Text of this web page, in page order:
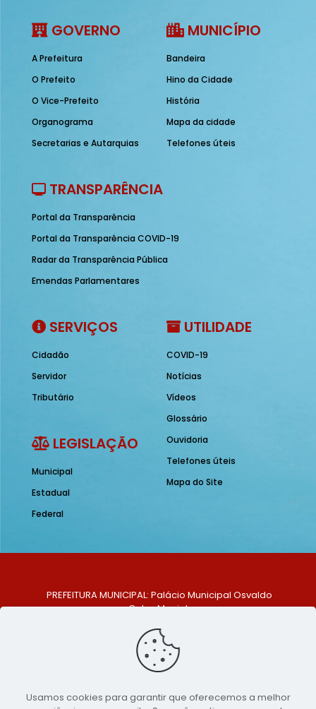
GOVERNO
A Prefeitura
O Prefeito
O Vice-Prefeito
Organograma
Secretarias e Autarquias
MUNICÍPIO
Bandeira
Hino da Cidade
História
Mapa da cidade
Telefones úteis
TRANSPARÊNCIA
Portal da Transparência
Portal da Transparência COVID-19
Radar da Transparência Pública
Emendas Parlamentares
SERVIÇOS
Cidadão
Servidor
Tributário
LEGISLAÇÃO
Municipal
Estadual
Federal
UTILIDADE
COVID-19
Notícias
Vídeos
Glossário
Ouvidoria
Telefones úteis
Mapa do Site
PREFEITURA MUNICIPAL: Palácio Municipal Osvaldo
Celso Maciel
Centro, São Bento do Una - PE. CEP: 553370-128
TELEFONE: (81) 99548-1569
E-MAIL: ouvidoria@saobentodouna.pe.gov.br
Usamos cookies para garantir que oferecemos a melhor